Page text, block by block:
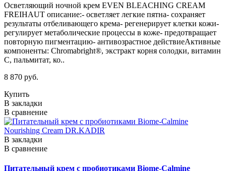
Осветляющий ночной крем EVEN BLEACHING CREAM
FREIHAUT описание:- осветляет легкие пятна- сохраняет
результаты отбеливающего крема- регенерирует клетки кожи-
регулирует метаболические процессы в коже- предотвращает
повторную пигментацию- антивозрастное действиеАктивные
компоненты: Chromabright®, экстракт корня солодки, витамин
C, пальмитат, ко..
8 870 руб.
Купить
В закладки
В сравнение
В закладки
В сравнение
Питательный крем с пробиотиками Biome-Calmine